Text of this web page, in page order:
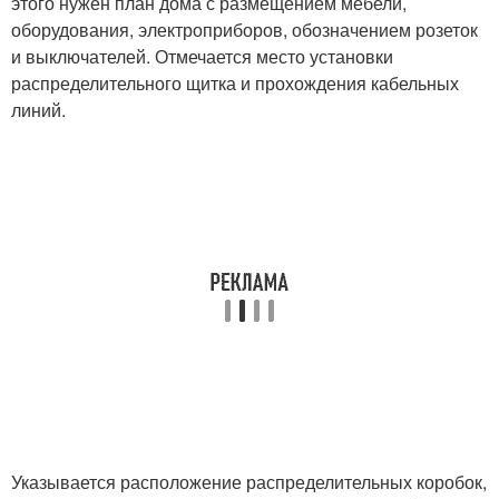
оборудования, электроприборов, обозначением розеток
и выключателей. Отмечается место установки
распределительного щитка и прохождения кабельных
линий.
Указывается расположение распределительных коробок,